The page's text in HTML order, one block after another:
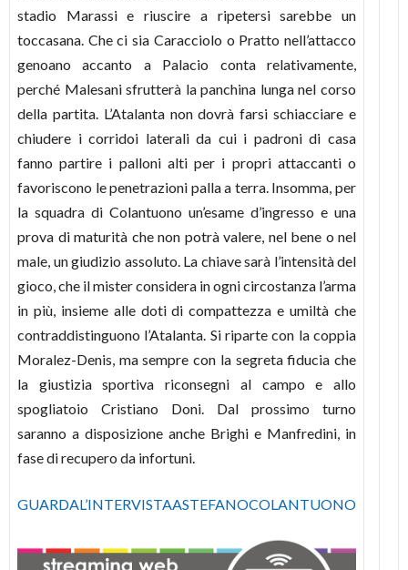
stadio Marassi e riuscire a ripetersi sarebbe un
toccasana. Che ci sia Caracciolo o Pratto nell’attacco
genoano accanto a Palacio conta relativamente,
perché Malesani sfrutterà la panchina lunga nel corso
della partita. L’Atalanta non dovrà farsi schiacciare e
chiudere i corridoi laterali da cui i padroni di casa
fanno partire i palloni alti per i propri attaccanti o
favoriscono le penetrazioni palla a terra. Insomma, per
la squadra di Colantuono un’esame d’ingresso e una
prova di maturità che non potrà valere, nel bene o nel
male, un giudizio assoluto. La chiave sarà l’intensità del
gioco, che il mister considera in ogni circostanza l’arma
in più, insieme alle doti di compattezza e umiltà che
contraddistinguono l’Atalanta. Si riparte con la coppia
Moralez-Denis, ma sempre con la segreta fiducia che
la giustizia sportiva riconsegni al campo e allo
spogliatoio Cristiano Doni. Dal prossimo turno
saranno a disposizione anche Brighi e Manfredini, in
fase di recupero da infortuni.
GUARDAL’INTERVISTAASTEFANOCOLANTUONO